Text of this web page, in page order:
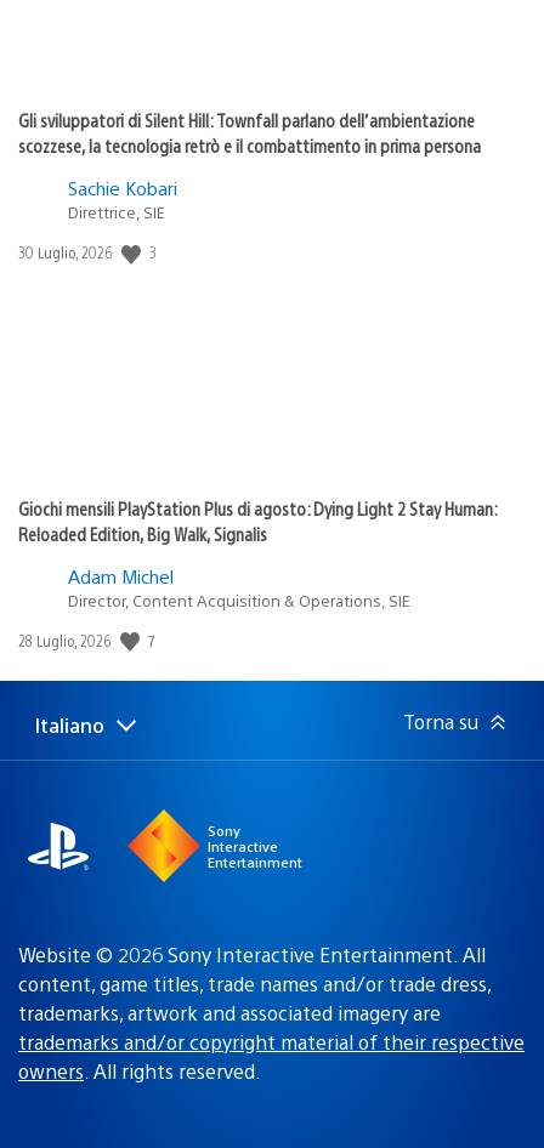
Gli sviluppatori di Silent Hill: Townfall parlano dell’ambientazione
scozzese, la tecnologia retrò e il combattimento in prima persona
Sachie Kobari
Direttrice, SIE
Data
30 Luglio, 2026 3
Giochi mensili PlayStation Plus di agosto: Dying Light 2 Stay Human:
Reloaded Edition, Big Walk, Signalis
Adam Michel
Director, Content Acquisition & Operations, SIE
Data
pubblicazione:
28 Luglio, 2026 7
Seleziona
una
Regione
attuale:
Italiano Torna su
Sony
Interactive
Entertainment
Website © 2026 Sony Interactive Entertainment. All
content, game titles, trade names and/or trade dress,
trademarks, artwork and associated imagery are
trademarks and/or copyright material of their respective
owners. All rights reserved.